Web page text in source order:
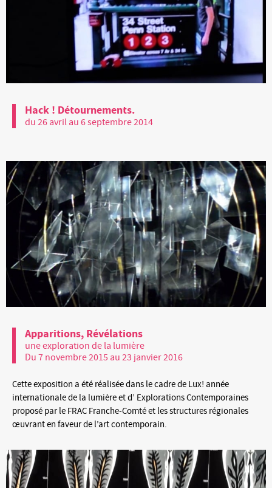
Hack ! Détournements.
du 26 avril au 6 septembre 2014
Apparitions, Révélations
une exploration de la lumière
Du 7 novembre 2015 au 23 janvier 2016
Cette exposition a été réalisée dans le cadre de Lux! année
internationale de la lumière et d’ Explorations Contemporaines
proposé par le FRAC Franche-Comté et les structures régionales
œuvrant en faveur de l’art contemporain.